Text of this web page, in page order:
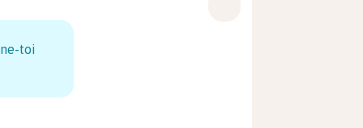
toi